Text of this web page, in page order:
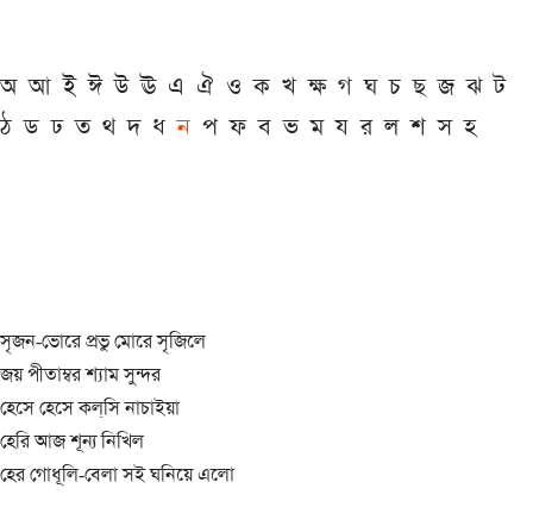
অ আ ই ঈ উ ঊ এ ঐ ও ক খ ক্ষ গ ঘ চ ছ জ ঝ ট
ঠ ড ঢ ত থ দ ধ ন প ফ ব ভ ম য র ল শ স হ
সৃজন-ভোরে প্রভু মোরে সৃজিলে
জয় পীতাম্বর শ্যাম সুন্দর
হেসে হেসে কল্‌সি নাচাইয়া
হেরি আজ শূন্য নিখিল
হের গোধূলি-বেলা সই ঘনিয়ে এলো